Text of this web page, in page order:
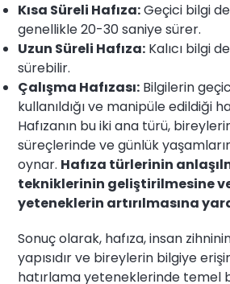
Kısa Süreli Hafıza:Geçici bilgi
genellikle 20-30 saniye sürer.
Uzun Süreli Hafıza: Kalıcı bilgi
sürebilir.
Çalışma Hafızası: Bilgilerin
kullanıldığı ve manipüle edildiği
Hafızanın bu iki ana türü,
süreçlerinde ve günlük
oynar. Hafıza türlerinin
tekniklerinin geliştirilmesine
yeteneklerin artırılmasına
Sonuç olarak, hafıza, insan
yapısıdır ve bireylerin bilgiye
hatırlama yeteneklerinde temel